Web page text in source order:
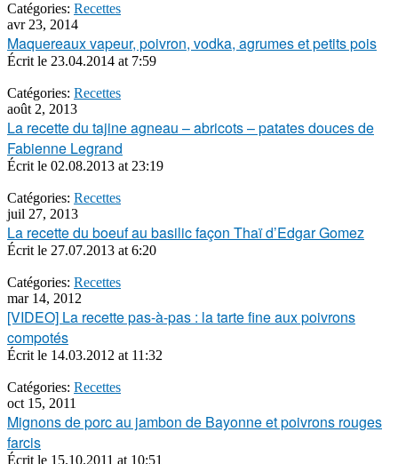
Catégories: Recettes
avr 23, 2014
Maquereaux vapeur, poivron, vodka, agrumes et petits pois
Écrit le 23.04.2014 at 7:59
Catégories: Recettes
août 2, 2013
La recette du tajine agneau – abricots – patates douces de
Fabienne Legrand
Écrit le 02.08.2013 at 23:19
Catégories: Recettes
juil 27, 2013
La recette du boeuf au basilic façon Thaï d’Edgar Gomez
Écrit le 27.07.2013 at 6:20
Catégories: Recettes
mar 14, 2012
[VIDEO] La recette pas-à-pas : la tarte fine aux poivrons
compotés
Écrit le 14.03.2012 at 11:32
Catégories: Recettes
oct 15, 2011
Mignons de porc au jambon de Bayonne et poivrons rouges
farcis
Écrit le 15.10.2011 at 10:51